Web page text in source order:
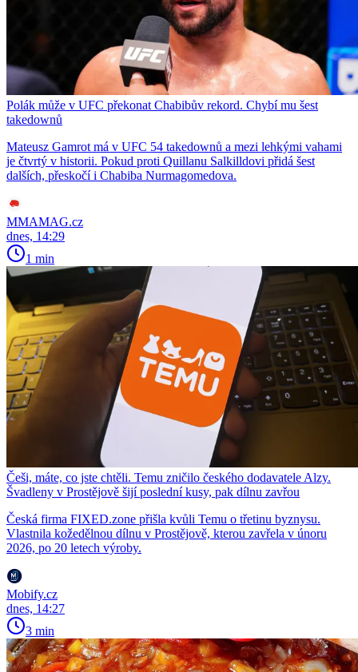
Polák může v UFC překonat Chabibův rekord. Chybí mu šest
takedownů
Mateusz Gamrot má v UFC 54 takedownů a mezi lehkými vahami
je čtvrtý v historii. Pokud proti Quillanu Salkilldovi přidá šest
dalších, přeskočí i Chabiba Nurmagomedova.
MMAMAG.cz
dnes, 14:29
1 min
Češi, máte, co jste chtěli. Temu zničilo českého dodavatele Alzy.
Švadleny v Prostějově šijí poslední kusy, pak dílnu zavřou
Česká firma FIXED.zone přišla kvůli Temu o třetinu byznysu.
Vlastnila kožedělnou dílnu v Prostějově, kterou zavřela v únoru
2026, po 20 letech výroby.
Mobify.cz
dnes, 14:27
3 min